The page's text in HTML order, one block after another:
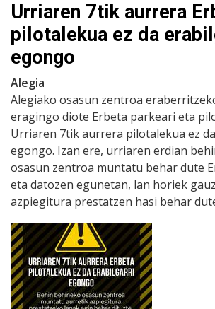
Urriaren 7tik aurrera
pilotalekua ez da
egongo
Alegia
Alegiako osasun zentroa
eragingo diote Erbeta parkeari eta
Urriaren 7tik aurrera pilotalekua ez
egongo. Izan ere, urriaren erdian
osasun zentroa muntatu behar dute
eta datozen egunetan, lan horiek
azpiegitura prestatzen hasi behar